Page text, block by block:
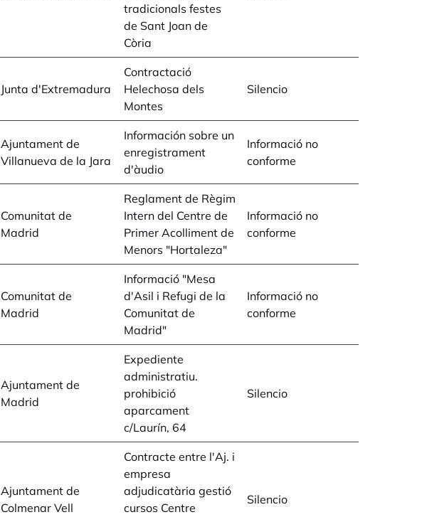
tradicionals festes
de Sant Joan de
Còria
Junta d'Extremadura
Contractació
Helechosa dels
Montes
Silencio
Ajuntament de
Villanueva de la Jara
Información sobre un
enregistrament
d'àudio
Informació no
conforme
Comunitat de
Madrid
Reglament de Règim
Intern del Centre de
Primer Acolliment de
Menors "Hortaleza"
Informació no
conforme
Comunitat de
Madrid
Informació "Mesa
d'Asil i Refugi de la
Comunitat de
Madrid"
Informació no
conforme
Ajuntament de
Madrid
Expediente
administratiu.
prohibició
aparcament
c/Laurín, 64
Silencio
Ajuntament de
Colmenar Vell
Contracte entre l'Aj. i
empresa
adjudicatària gestió
cursos Centre
Silencio